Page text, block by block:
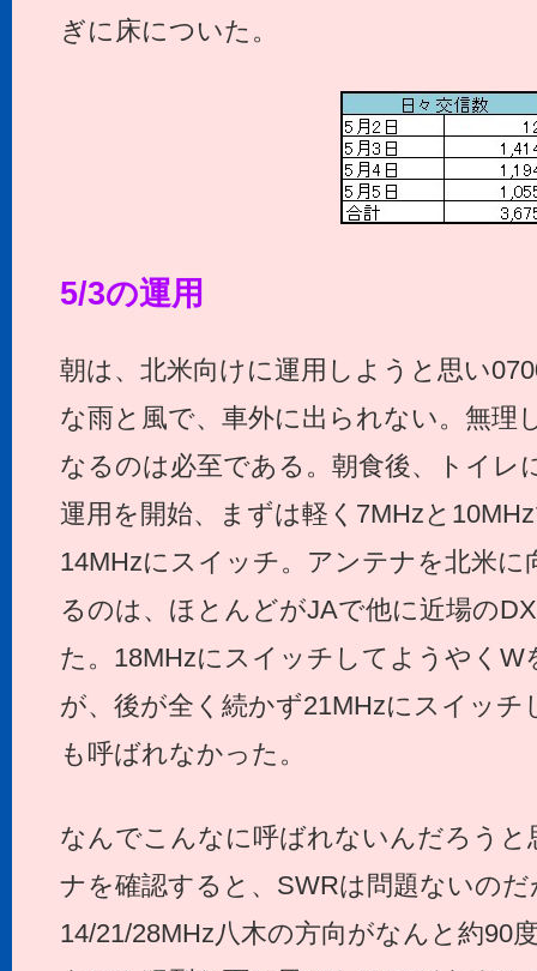
ぎに床についた。
5/3の運用
朝は、北米向けに運用しようと思い
な雨と風で、車外に出られない。無理
なるのは必至である。朝食後、トイレ
運用を開始、まずは軽く7MHzと
14MHzにスイッチ。アンテナを北米
るのは、ほとんどがJAで他に近場の
た。18MHzにスイッチしてようやく
が、後が全く続かず21MHzにスイッチ
も呼ばれなかった。
なんでこんなに呼ばれないんだろう
ナを確認すると、SWRは問題ないの
14/21/28MHz八木の方向がなんと約90